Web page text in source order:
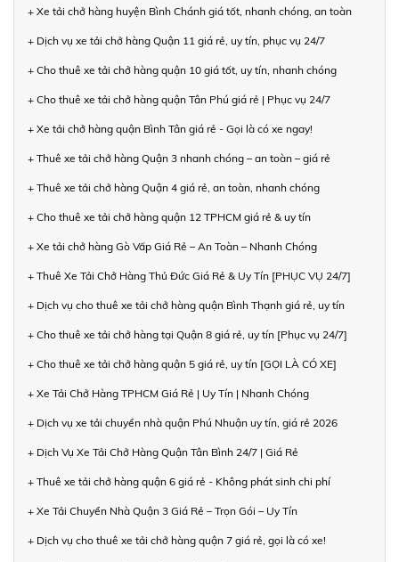
+ Xe tải chở hàng huyện Bình Chánh giá tốt, nhanh chóng, an toàn
+ Dịch vụ xe tải chở hàng Quận 11 giá rẻ, uy tín, phục vụ 24/7
+ Cho thuê xe tải chở hàng quận 10 giá tốt, uy tín, nhanh chóng
+ Cho thuê xe tải chở hàng quận Tân Phú giá rẻ | Phục vụ 24/7
+ Xe tải chở hàng quận Bình Tân giá rẻ - Gọi là có xe ngay!
+ Thuê xe tải chở hàng Quận 3 nhanh chóng – an toàn – giá rẻ
+ Thuê xe tải chở hàng Quận 4 giá rẻ, an toàn, nhanh chóng
+ Cho thuê xe tải chở hàng quận 12 TPHCM giá rẻ & uy tín
+ Xe tải chở hàng Gò Vấp Giá Rẻ – An Toàn – Nhanh Chóng
+ Thuê Xe Tải Chở Hàng Thủ Đức Giá Rẻ & Uy Tín [PHỤC VỤ 24/7]
+ Dịch vụ cho thuê xe tải chở hàng quận Bình Thạnh giá rẻ, uy tín
+ Cho thuê xe tải chở hàng tại Quận 8 giá rẻ, uy tín [Phục vụ 24/7]
+ Cho thuê xe tải chở hàng quận 5 giá rẻ, uy tín [GỌI LÀ CÓ XE]
+ Xe Tải Chở Hàng TPHCM Giá Rẻ | Uy Tín | Nhanh Chóng
+ Dịch vụ xe tải chuyển nhà quận Phú Nhuận uy tín, giá rẻ 2026
+ Dịch Vụ Xe Tải Chở Hàng Quận Tân Bình 24/7 | Giá Rẻ
+ Thuê xe tải chở hàng quận 6 giá rẻ - Không phát sinh chi phí
+ Xe Tải Chuyển Nhà Quận 3 Giá Rẻ – Trọn Gói – Uy Tín
+ Dịch vụ cho thuê xe tải chở hàng quận 7 giá rẻ, gọi là có xe!